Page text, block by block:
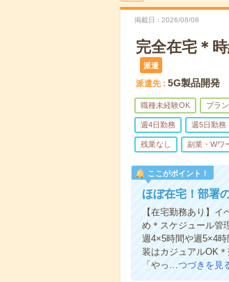
掲載日 2026/08/08
完全在宅＊
派遣
派遣先 5G製品開発
職種未経験OK ブラ
週4日勤務 週5日勤務
残業なし 副業・Wワ
ここがポイント！
ほぼ在宅！部署
【在宅勤務あり】
め＊スケジュール管
週4×5時間や週5×4
装はカジュアルOK
「やっ…つづきを見